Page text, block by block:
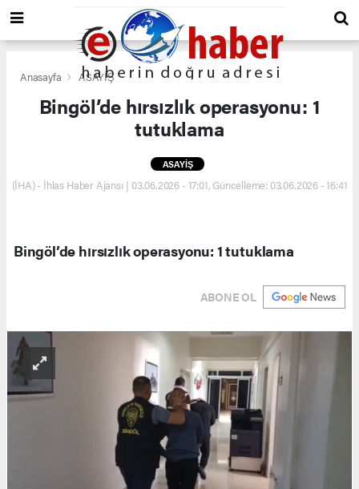
Anasayfa ASAYİŞ
Bingöl’de hırsızlık operasyonu: 1
tutuklama
ASAYİŞ
(İHA) - İhlas Haber Ajansı | 03.06.2026 - 17:01, Güncelleme: 03.06.2026 - 16:41
Bingöl’de hırsızlık operasyonu: 1 tutuklama
ABONE OL